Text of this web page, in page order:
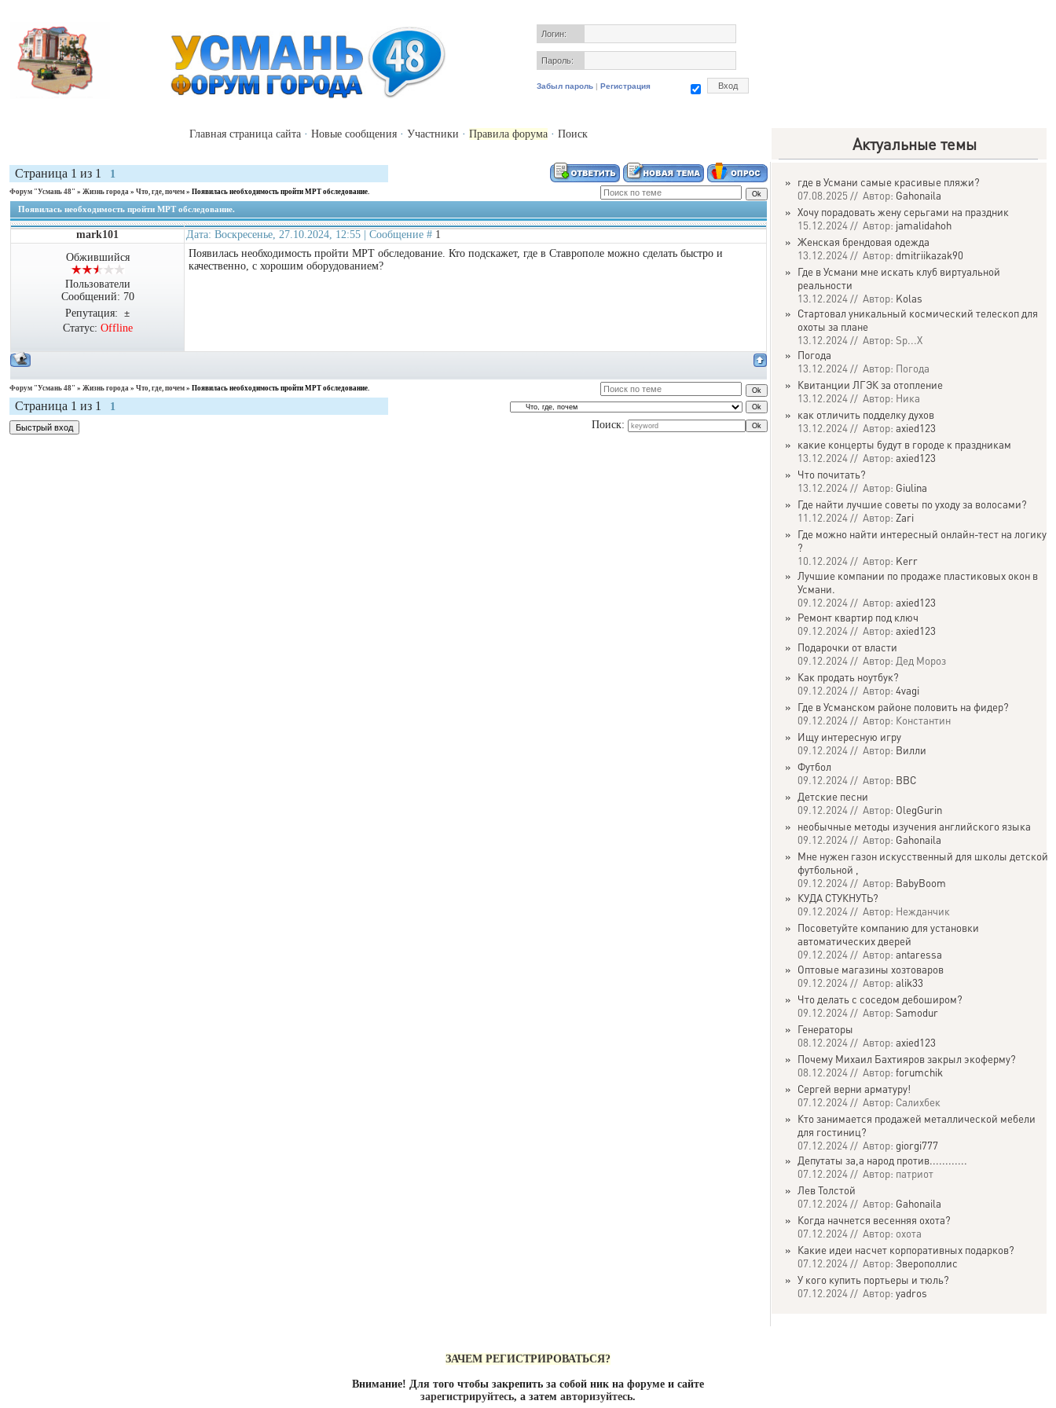
Логин:
Пароль:
Забыл пароль | Регистрация
Главная страница сайта · Новые сообщения · Участники · Правила форума · Поиск Актуальные темы
Страница 1 из 1 1
Форум "Усмань 48" » Жизнь города » Что, где, почем » Появилась необходимость пройти МРТ обследование.
Появилась необходимость пройти МРТ обследование.
mark101 Дата: Воскресенье, 27.10.2024, 12:55 | Сообщение # 1
Обжившийся
Пользователи
Сообщений: 70
Репутация: ±
Статус: Offline
Появилась необходимость пройти МРТ обследование. Кто подскажет, где в Ставрополе можно сделать быстро и
качественно, с хорошим оборудованием?
Форум "Усмань 48" » Жизнь города » Что, где, почем » Появилась необходимость пройти МРТ обследование.
Страница 1 из 1
1
Поиск:
» где в Усмани самые красивые пляжи?
07.08.2025 // Автор: Gahonaila
» Хочу порадовать жену серьгами на праздник
15.12.2024 // Автор: jamalidahoh
» Женская брендовая одежда
13.12.2024 // Автор: dmitriikazak90
» Где в Усмани мне искать клуб виртуальной
реальности
13.12.2024 // Автор: Kolas
» Стартовал уникальный космический телескоп для
охоты за плане
13.12.2024 // Автор: Sp...X
» Погода
13.12.2024 // Автор: Погода
» Квитанции ЛГЭК за отопление
13.12.2024 // Автор: Ника
» как отличить подделку духов
13.12.2024 // Автор: axied123
» какие концерты будут в городе к праздникам
13.12.2024 // Автор: axied123
» Что почитать?
13.12.2024 // Автор: Giulina
» Где найти лучшие советы по уходу за волосами?
11.12.2024 // Автор: Zari
» Где можно найти интересный онлайн-тест на логику
?
10.12.2024 // Автор: Kerr
» Лучшие компании по продаже пластиковых окон в
Усмани.
09.12.2024 // Автор: axied123
» Ремонт квартир под ключ
09.12.2024 // Автор: axied123
» Подарочки от власти
09.12.2024 // Автор: Дед Мороз
» Как продать ноутбук?
09.12.2024 // Автор: 4vagi
» Где в Усманском районе половить на фидер?
09.12.2024 // Автор: Константин
» Ищу интересную игру
09.12.2024 // Автор: Вилли
» Футбол
09.12.2024 // Автор: ВВС
» Детские песни
09.12.2024 // Автор: OlegGurin
» необычные методы изучения английского языка
09.12.2024 // Автор: Gahonaila
» Мне нужен газон искусственный для школы детской
футбольной ,
09.12.2024 // Автор: BabyBoom
» КУДА СТУКНУТЬ?
09.12.2024 // Автор: Нежданчик
» Посоветуйте компанию для установки
автоматических дверей
09.12.2024 // Автор: antaressa
» Оптовые магазины хозтоваров
09.12.2024 // Автор: alik33
» Что делать с соседом дебоширом?
09.12.2024 // Автор: Samodur
» Генераторы
08.12.2024 // Автор: axied123
» Почему Михаил Бахтияров закрыл экоферму?
08.12.2024 // Автор: forumchik
» Сергей верни арматуру!
07.12.2024 // Автор: Салихбек
» Кто занимается продажей металлической мебели
для гостиниц?
07.12.2024 // Автор: giorgi777
» Депутаты за,а народ против............
07.12.2024 // Автор: патриот
» Лев Толстой
07.12.2024 // Автор: Gahonaila
» Когда начнется весенняя охота?
07.12.2024 // Автор: охота
» Какие идеи насчет корпоративных подарков?
07.12.2024 // Автор: Зверополлис
» У кого купить портьеры и тюль?
07.12.2024 // Автор: yadros
ЗАЧЕМ РЕГИСТРИРОВАТЬСЯ?
Внимание! Для того чтобы закрепить за собой ник на форуме и сайте
зарегистрируйтесь, а затем авторизуйтесь.